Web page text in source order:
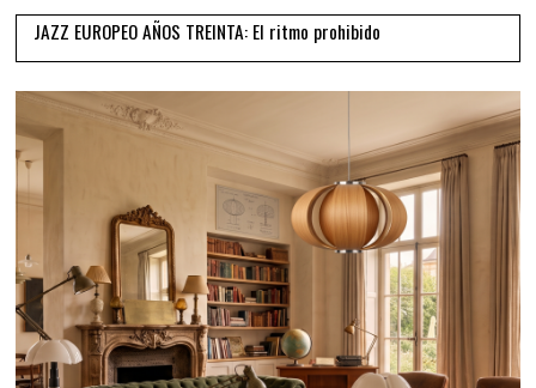
JAZZ EUROPEO AÑOS TREINTA: El ritmo prohibido